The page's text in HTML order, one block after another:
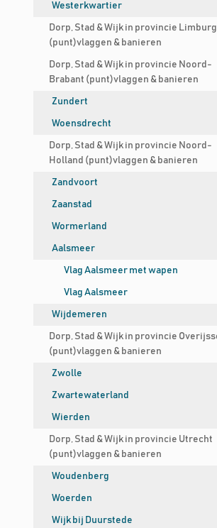
Westerkwartier
Dorp, Stad & Wijk in provincie Limburg
(punt)vlaggen & banieren
Dorp, Stad & Wijk in provincie Noord-
Brabant (punt)vlaggen & banieren
Zundert
Woensdrecht
Dorp, Stad & Wijk in provincie Noord-
Holland (punt)vlaggen & banieren
Zandvoort
Zaanstad
Wormerland
Aalsmeer
Vlag Aalsmeer met wapen
Vlag Aalsmeer
Wijdemeren
Dorp, Stad & Wijk in provincie
(punt)vlaggen & banieren
Zwolle
Zwartewaterland
Wierden
Dorp, Stad & Wijk in provincie Utrecht
(punt)vlaggen & banieren
Woudenberg
Woerden
Wijk bij Duurstede